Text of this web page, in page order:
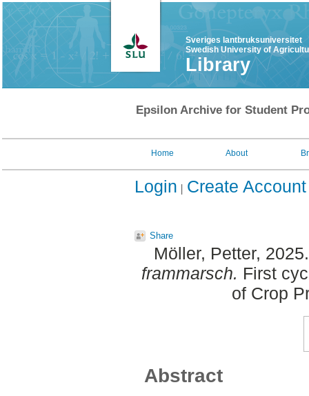
Sveriges lantbruksuniversitet
Swedish University of
Library
Epsilon Archive for Student
Home About
Login Create Account
Share
Möller, Petter,
frammarsch. First
of Crop
Abstract